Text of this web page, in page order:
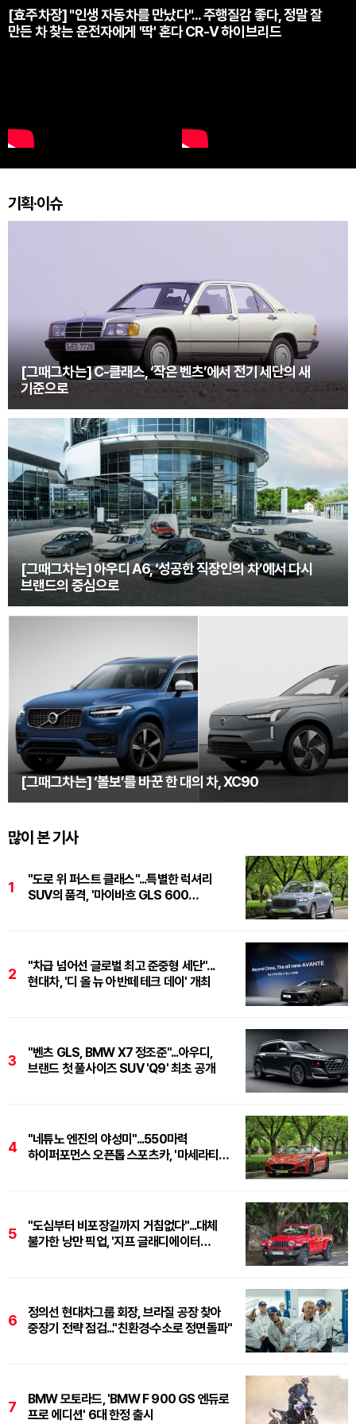
[효주차장] "인생 자동차를 만났다"... 주행질감 좋다, 정말 잘
만든 차 찾는 운전자에게 '딱' 혼다 CR-V 하이브리드
기획·이슈
[그때그차는] C-클래스, ‘작은 벤츠’에서 전기 세단의 새
기준으로
[그때그차는] 아우디 A6, ‘성공한 직장인의 차’에서 다시
브랜드의 중심으로
[그때그차는] ‘볼보’를 바꾼 한 대의 차, XC90
많이 본 기사
1
"도로 위 퍼스트 클래스"...특별한 럭셔리
SUV의 품격, '마이바흐 GLS 600
2
"차급 넘어선 글로벌 최고 준중형 세단"...
현대차, '디 올 뉴 아반떼 테크 데이' 개최
3
"벤츠 GLS, BMW X7 정조준"...아우디,
브랜드 첫 풀사이즈 SUV 'Q9' 최초 공개
4
"네튜노 엔진의 야성미"...550마력
하이퍼포먼스 오픈톱 스포츠카, '마세라티
5
"도심부터 비포장길까지 거침없다"...대체
불가한 낭만 픽업, '지프 글래디에이터
6
정의선 현대차그룹 회장, 브라질 공장 찾아
중장기 전략 점검..."친환경·수소로 정면돌파"
7
BMW 모토라드, 'BMW F 900 GS 엔듀로
프로 에디션' 6대 한정 출시